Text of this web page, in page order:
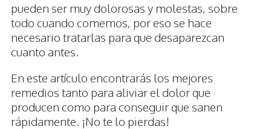
pueden ser muy dolorosas y molestas, sobre
todo cuando comemos, por eso se hace
necesario tratarlas para que desaparezcan
cuanto antes.
En este artículo encontrarás los mejores
remedios tanto para aliviar el dolor que
producen como para conseguir que sanen
rápidamente. ¡No te lo pierdas!